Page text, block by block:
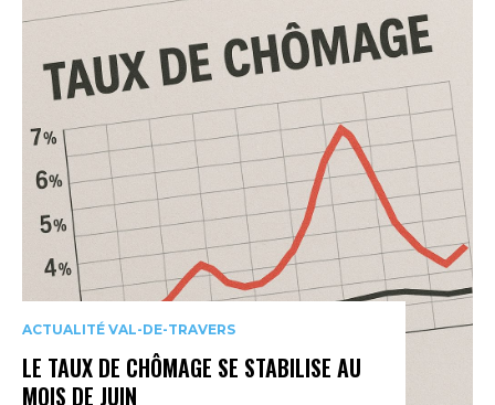
ACTUALITÉ VAL-DE-TRAVERS
LE TAUX DE CHÔMAGE SE STABILISE AU
MOIS DE JUIN